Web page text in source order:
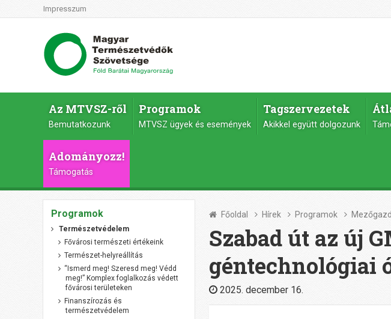
Impresszum
Az MTVSZ-ről
Bemutatkozunk
Programok
MTVSZ ügyek és események
Tagszervezetek
Akikkel együtt dolgozunk
Adományozz!
Támogatás
Főoldal Hírek Programok
Szabad út az új
géntechnológiai
2025. december 16.
Programok
Természetvédelem
Fővárosi természeti értékeink
Természet-helyreállítás
“Ismerd meg! Szeresd meg! Védd
meg!” Komplex foglalkozás védett
fővárosi területeken
Finanszírozás és
természetvédelem